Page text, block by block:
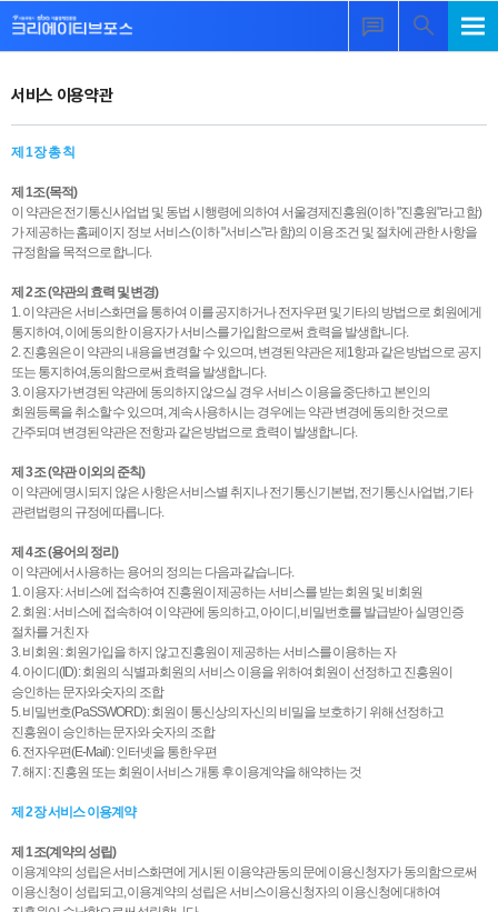
서비스 이용약관
제 1 장 총 칙
제 1조 (목적)
이 약관은 전기통신사업법 및 동법 시행령에 의하여 서울경제진흥원(이하 "진흥원"라고 함)
가 제공하는 홈페이지 정보 서비스 (이하 "서비스"라 함)의 이용 조건 및 절차에 관한 사항을
규정함을 목적으로 합니다.
제 2 조 (약관의 효력 및 변경)
1. 이 약관은 서비스화면을 통하여 이를 공지하거나 전자우편 및 기타의 방법으로 회원에게
통지하여, 이에 동의한 이용자가 서비스를 가입함으로써 효력을 발생합니다.
2. 진흥원은 이 약관의 내용을 변경할 수 있으며, 변경된 약관은 제1항과 같은 방법으로 공지
또는 통지하여,동의함으로써 효력을 발생합니다.
3. 이용자가 변경된 약관에 동의하지 않으실 경우 서비스 이용을 중단하고 본인의
회원등록을 취소할 수 있으며, 계속 사용하시는 경우에는 약관 변경에 동의한 것으로
간주되며 변경된 약관은 전항과 같은 방법으로 효력이 발생합니다.
제 3 조 (약관 이외의 준칙)
이 약관에 명시되지 않은 사항은 서비스별 취지나 전기통신기본법, 전기통신사업법, 기타
관련법령의 규정에 따릅니다.
제 4 조 (용어의 정리)
이 약관에서 사용하는 용어의 정의는 다음과 같습니다.
1. 이용자 : 서비스에 접속하여 진흥원이 제공하는 서비스를 받는 회원 및 비회원
2. 회원 : 서비스에 접속하여 이 약관에 동의하고, 아이디, 비밀번호를 발급받아 실명인증
절차를 거친 자
3. 비회원 : 회원가입을 하지 않고 진흥원이 제공하는 서비스를 이용하는 자
4. 아이디(ID) : 회원의 식별과 회원의 서비스 이용을 위하여 회원이 선정하고 진흥원이
승인하는 문자와 숫자의 조합
5. 비밀번호(PaSSWORD) : 회원이 통신상의 자신의 비밀을 보호하기 위해 선정하고
진흥원이 승인하는 문자와 숫자의 조합
6. 전자우편(E-Mail) : 인터넷을 통한 우편
7. 해지 : 진흥원 또는 회원이 서비스 개통 후 이용계약을 해약하는 것
제 2 장 서비스 이용계약
제 1 조(계약의 성립)
이용계약의 성립은 서비스화면에 게시된 이용약관 동의문에 이용신청자가 동의함으로써
이용신청이 성립되고, 이용계약의 성립은 서비스이용신청자의 이용신청에 대하여